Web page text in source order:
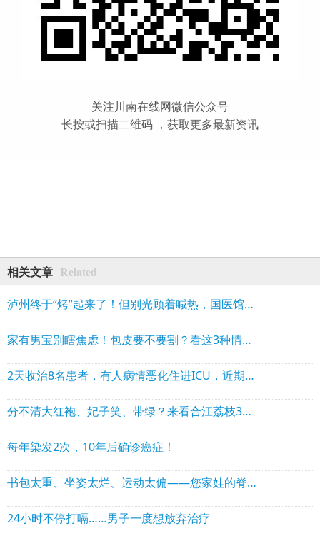
关注川南在线网微信公众号
长按或扫描二维码 ，获取更多最新资讯
相关文章 Related
泸州终于“烤”起来了！但别光顾着喊热，国医馆喊你来“补阳气”！
家有男宝别瞎焦虑！包皮要不要割？看这3种情况就够了
2天收治8名患者，有人病情恶化住进ICU，近期一定要注意
分不清大红袍、妃子笑、带绿？来看合江荔枝360度“证件照”
每年染发2次，10年后确诊癌症！
书包太重、坐姿太烂、运动太偏——您家娃的脊柱正在“抗议”
24小时不停打嗝……男子一度想放弃治疗